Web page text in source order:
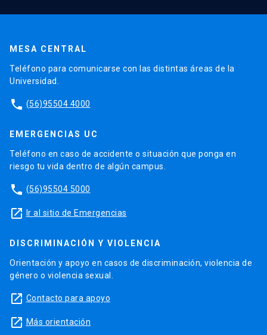
MESA CENTRAL
Teléfono para comunicarse con las distintas áreas de la
Universidad.
phone (56)95504 4000
EMERGENCIAS UC
Teléfono en caso de accidente o situación que ponga en
riesgo tu vida dentro de algún campus.
phone (56)95504 5000
launch Ir al sitio de Emergencias
DISCRIMINACIÓN Y VIOLENCIA
Orientación y apoyo en casos de discriminación, violencia de
género o violencia sexual.
launch Contacto para apoyo
launch Más orientación